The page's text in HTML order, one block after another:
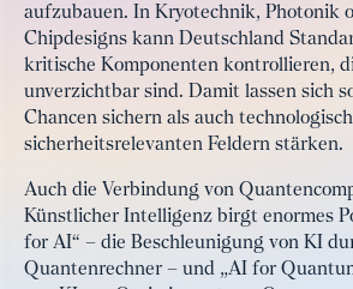
aufzubauen. In Kryotechnik, Photonik
Chipdesigns kann Deutschland
kritische Komponenten kontrollieren,
unverzichtbar sind. Damit lassen sich
Chancen sichern als auch
sicherheitsrelevanten Feldern stärken.
Auch die Verbindung von
Künstlicher Intelligenz birgt enormes
for AI“ – die Beschleunigung von KI
Quantenrechner – und „AI for